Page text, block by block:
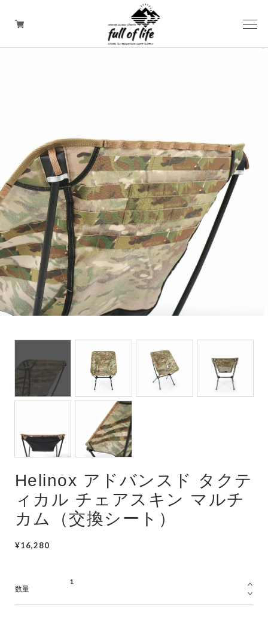
Helinox アドバンスド タクテ
ィカル チェアスキン マルチ
カム（交換シート）
¥16,280
数量